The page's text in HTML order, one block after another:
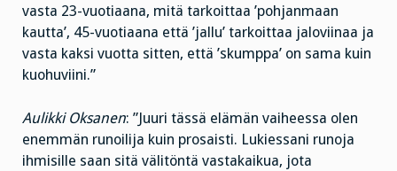
vasta 23-vuotiaana, mitä tarkoittaa ’pohjanmaan
kautta’, 45-vuotiaana että ’jallu’ tarkoittaa jaloviinaa ja
vasta kaksi vuotta sitten, että ’skumppa’ on sama kuin
kuohuviini.”
Aulikki Oksanen: ”Juuri tässä elämän vaiheessa olen
enemmän runoilija kuin prosaisti. Lukiessani runoja
ihmisille saan sitä välitöntä vastakaikua, jota